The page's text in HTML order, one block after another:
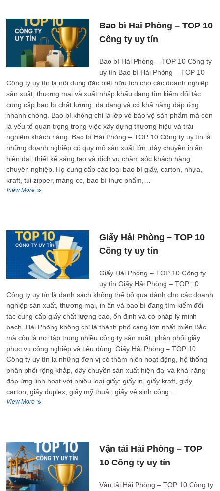
TOP
10
Công
uy
tín
Bao bì Hải Phòng – TOP 10
Công ty uy tín
Bao bì Hải Phòng – TOP 10 Công ty
uy tín Bao bì Hải Phòng – TOP 10
Công ty uy tín là nội dung đặc biệt hữu ích cho các doanh nghiệp
sản xuất, thương mại và xuất nhập khẩu đang tìm kiếm đối tác
cung cấp bao bì chất lượng, đa dạng và có khả năng đáp ứng
nhanh chóng. Bao bì không chỉ là lớp vỏ bảo vệ sản phẩm mà còn
là yếu tố quan trọng trong việc xây dựng thương hiệu và trải
nghiệm khách hàng. Bao bì Hải Phòng – TOP 10 Công ty uy tín là
những doanh nghiệp có quy mô sản xuất lớn, dây chuyền in ấn
hiện đại, thiết kế sáng tạo và dịch vụ chăm sóc khách hàng
chuyên nghiệp. Họ cung cấp các loại bao bì giấy, carton, nhựa,
kraft, túi zipper, màng co, bao bì thực phẩm,…
View MoreBao
TOP
10
Công
uy
tín
Giấy Hải Phòng – TOP 10
Công ty uy tín
Giấy Hải Phòng – TOP 10 Công ty
uy tín Giấy Hải Phòng – TOP 10
Công ty uy tín là danh sách không thể bỏ qua dành cho các doanh
nghiệp sản xuất, thương mại, in ấn và bao bì đang tìm kiếm đối
tác cung cấp giấy chất lượng cao, ổn định và có pháp lý minh
bạch. Hải Phòng không chỉ là thành phố cảng lớn nhất miền Bắc
mà còn là nơi tập trung nhiều công ty sản xuất, phân phối giấy
phục vụ công nghiệp và tiêu dùng. Giấy Hải Phòng – TOP 10
Công ty uy tín là những đơn vị có thâm niên hoạt động, hệ thống
phân phối rộng khắp, dây chuyền sản xuất hiện đại và khả năng
đáp ứng linh hoạt với nhiều loại giấy: giấy in, giấy kraft, giấy
carton, giấy duplex, giấy mỹ thuật, giấy vệ sinh công…
View MoreGiấy
10
Công
ty
uy
tín
Vận tải Hải Phòng – TOP
10 Công ty uy tín
Vận tải Hải Phòng – TOP 10 Công ty